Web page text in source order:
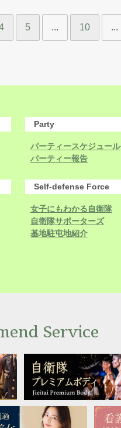
5 ... 10 ...
Party
パーティースケジュール
パーティー報告
Self-defense Force
女子にもわかる自衛隊
自衛隊サポーターズ
基地駐屯地紹介
Service